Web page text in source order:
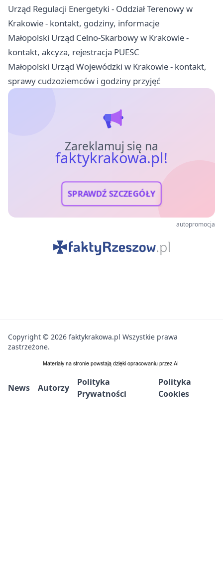
Urząd Regulacji Energetyki - Oddział Terenowy w
Krakowie - kontakt, godziny, informacje
Małopolski Urząd Celno-Skarbowy w Krakowie -
kontakt, akcyza, rejestracja PUESC
Małopolski Urząd Wojewódzki w Krakowie - kontakt,
sprawy cudzoziemców i godziny przyjęć
Zareklamuj się na
faktykrakowa.pl!
SPRAWDŹ SZCZEGÓŁY
autopromocja
Copyright © 2026 faktykrakowa.pl Wszystkie prawa
zastrzeżone.
News Autorzy
Polityka
Prywatności
Polityka
Cookies